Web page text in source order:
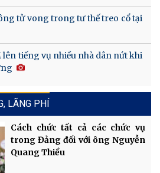
tử vong trong tư thế treo cổ tại
lên tiếng vụ nhiều nhà dân nứt khi
LÃNG PHÍ
Cách chức tất cả các chức vụ
trong Đảng đối với ông Nguyễn
Quang Thiều